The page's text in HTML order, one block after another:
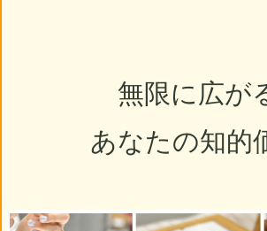
無限に広が
あなたの知的